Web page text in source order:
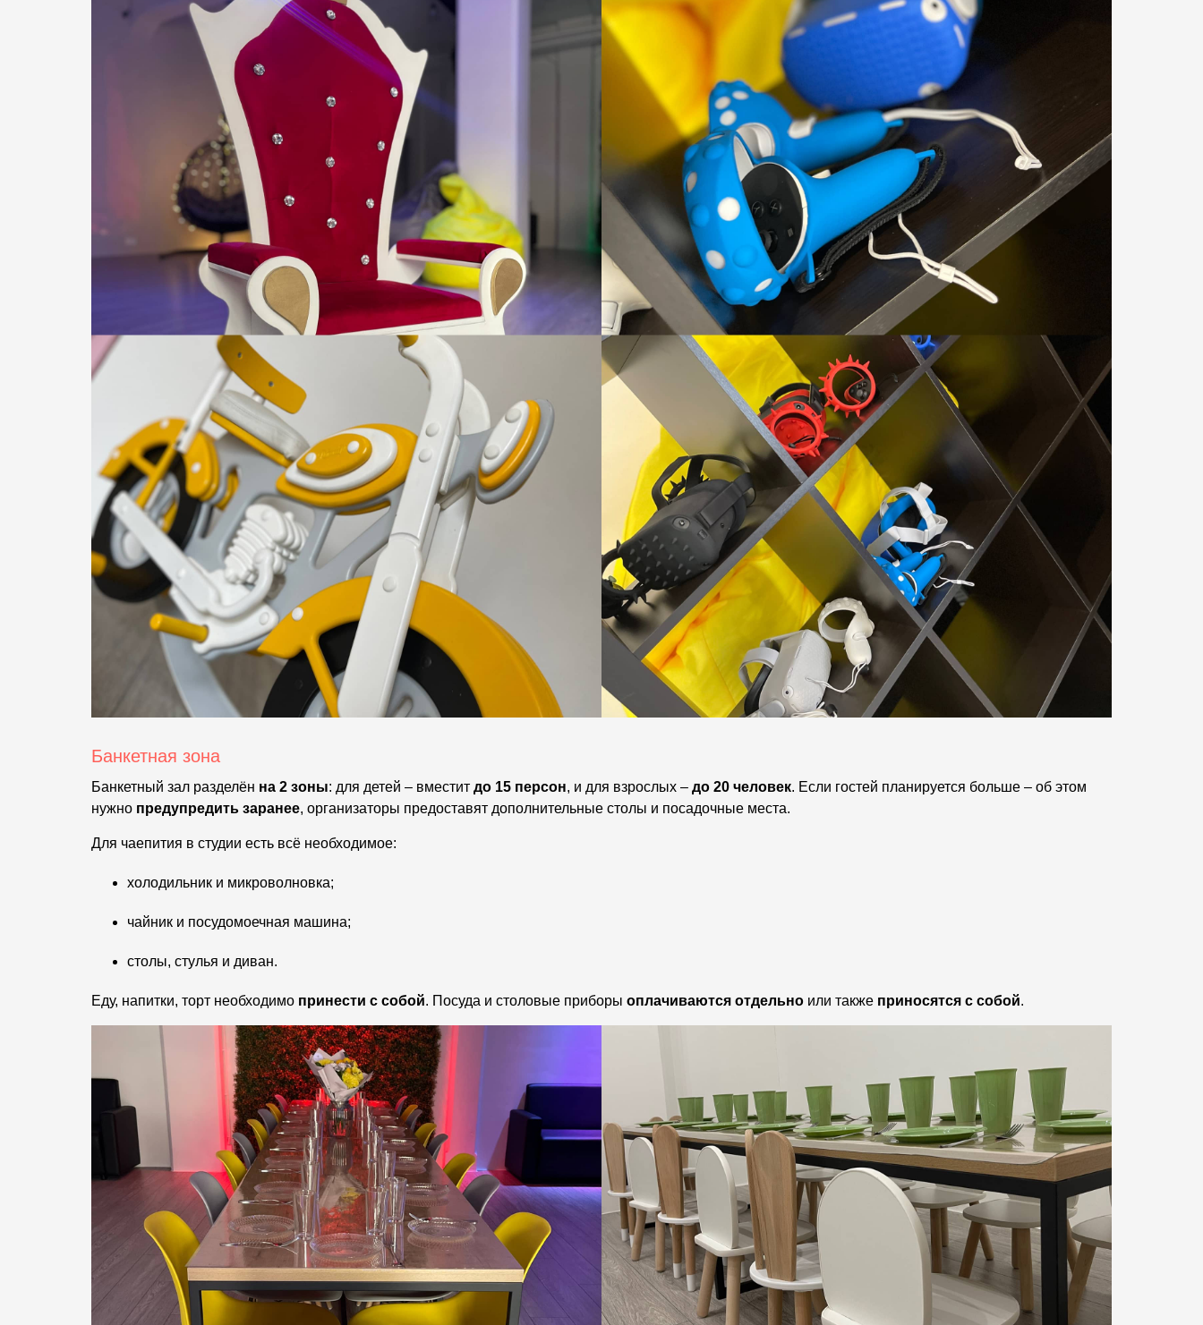
Банкетная зона
Банкетный зал разделён на 2 зоны: для детей – вместит до 15 персон, и для взрослых – до 20 человек. Если гостей планируется больше – об этом
нужно предупредить заранее, организаторы предоставят дополнительные столы и посадочные места.
Для чаепития в студии есть всё необходимое:
холодильник и микроволновка;
чайник и посудомоечная машина;
столы, стулья и диван.
Еду, напитки, торт необходимо принести с собой. Посуда и столовые приборы оплачиваются отдельно или также приносятся с собой.